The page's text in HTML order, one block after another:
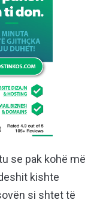
se pak kohë më
kishte
si shtet të